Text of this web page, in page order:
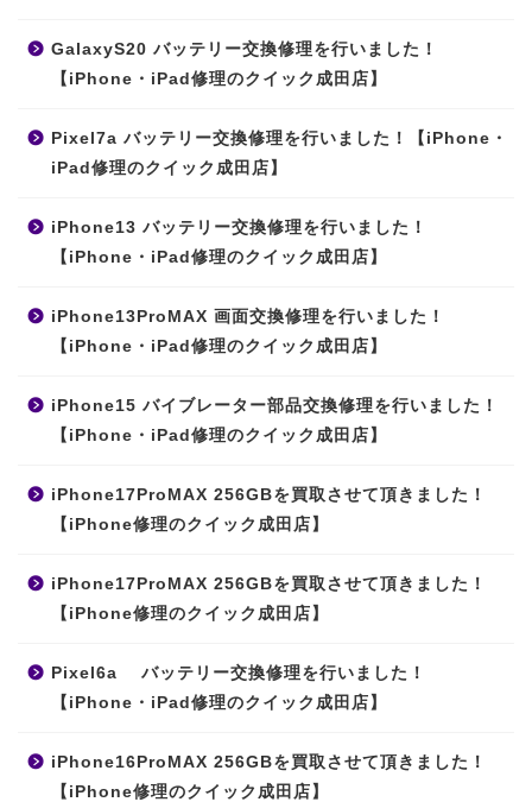
GalaxyS20 バッテリー交換修理を行いました！
【iPhone・iPad修理のクイック成田店】
Pixel7a バッテリー交換修理を行いました！【iPhone・
iPad修理のクイック成田店】
iPhone13 バッテリー交換修理を行いました！
【iPhone・iPad修理のクイック成田店】
iPhone13ProMAX 画面交換修理を行いました！
【iPhone・iPad修理のクイック成田店】
iPhone15 バイブレーター部品交換修理を行いました！
【iPhone・iPad修理のクイック成田店】
iPhone17ProMAX 256GBを買取させて頂きました！
【iPhone修理のクイック成田店】
iPhone17ProMAX 256GBを買取させて頂きました！
【iPhone修理のクイック成田店】
Pixel6a バッテリー交換修理を行いました！
【iPhone・iPad修理のクイック成田店】
iPhone16ProMAX 256GBを買取させて頂きました！
【iPhone修理のクイック成田店】